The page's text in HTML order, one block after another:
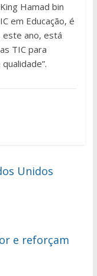
Hamad bin
em Educação, é
este ano, está
TIC para
Unidos
e reforçam